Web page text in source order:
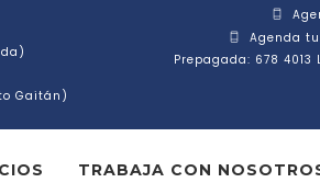
Gaitán)
Agenda
Prepagada: 678 4013
TRABAJA CON